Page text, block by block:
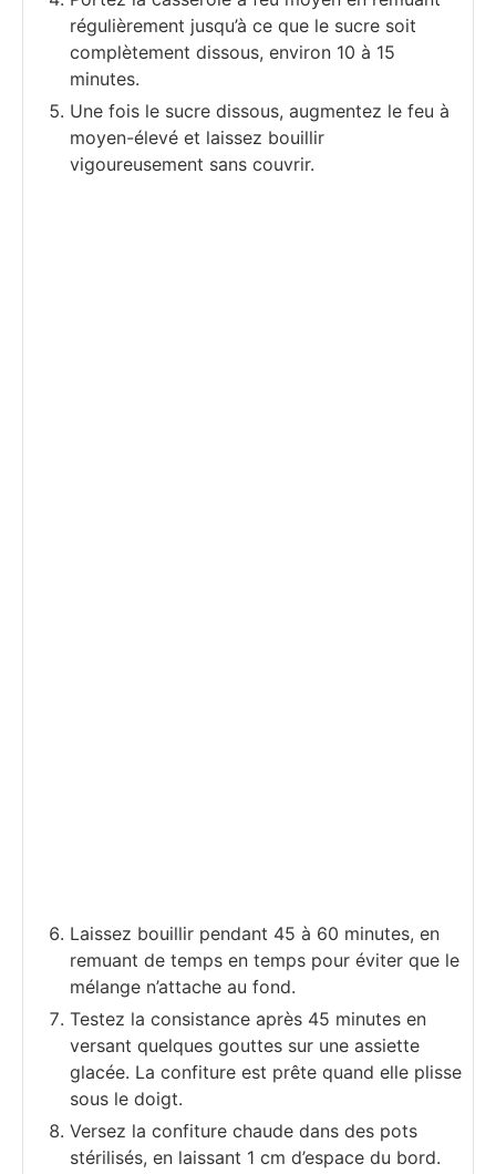
régulièrement jusqu’à ce que le sucre soit
complètement dissous, environ 10 à 15
minutes.
Une fois le sucre dissous, augmentez le feu à
moyen-élevé et laissez bouillir
vigoureusement sans couvrir.
Laissez bouillir pendant 45 à 60 minutes, en
remuant de temps en temps pour éviter que le
mélange n’attache au fond.
Testez la consistance après 45 minutes en
versant quelques gouttes sur une assiette
glacée. La confiture est prête quand elle plisse
sous le doigt.
Versez la confiture chaude dans des pots
stérilisés, en laissant 1 cm d’espace du bord.